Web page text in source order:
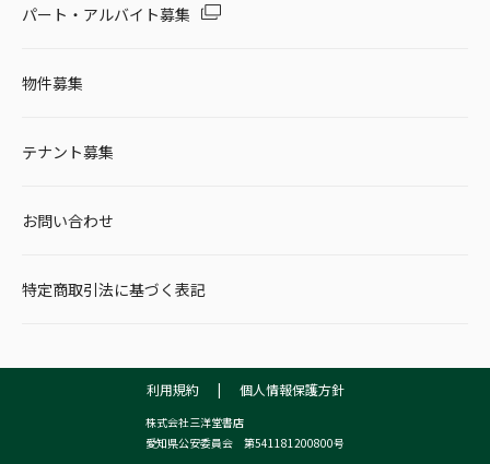
パート・アルバイト募集
物件募集
テナント募集
お問い合わせ
特定商取引法に基づく表記
利用規約 個人情報保護方針
株式会社三洋堂書店
愛知県公安委員会 第541181200800号